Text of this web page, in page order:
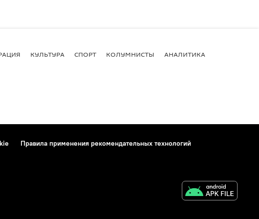
КУЛЬТУРА СПОРТ КОЛУМНИСТЫ АНАЛИТИКА
Правила применения рекомендательных технологий